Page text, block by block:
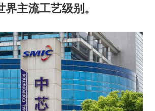
主流工艺级别。